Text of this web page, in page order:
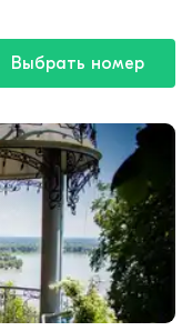
Выбрать номер